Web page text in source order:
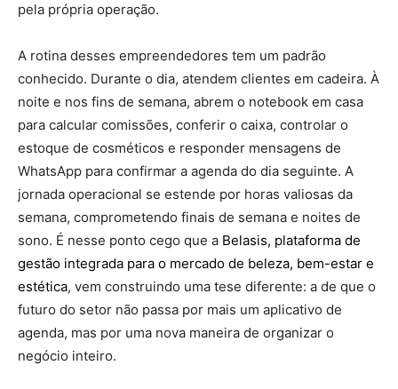
pela própria operação.
A rotina desses empreendedores tem um padrão
conhecido. Durante o dia, atendem clientes em cadeira. À
noite e nos fins de semana, abrem o notebook em casa
para calcular comissões, conferir o caixa, controlar o
estoque de cosméticos e responder mensagens de
WhatsApp para confirmar a agenda do dia seguinte. A
jornada operacional se estende por horas valiosas da
semana, comprometendo finais de semana e noites de
sono. É nesse ponto cego que a Belasis, plataforma de
gestão integrada para o mercado de beleza, bem-estar e
estética, vem construindo uma tese diferente: a de que o
futuro do setor não passa por mais um aplicativo de
agenda, mas por uma nova maneira de organizar o
negócio inteiro.